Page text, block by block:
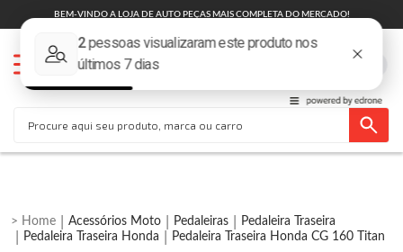
BEM-VINDO A LOJA DE AUTO PEÇAS MAIS COMPLETA DO MERCADO!
Acessórios Moto Pedaleiras
Pedaleira Traseira
Pedaleira Traseira Honda
Pedaleira Traseira Honda CG 160 Titan